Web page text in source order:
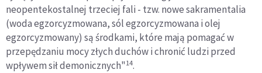
neopentekostalnej trzeciej fali - tzw. nowe sakramentalia
(woda egzorcyzmowana, sól egzorcyzmowana i olej
egzorcyzmowany) są środkami, które mają pomagać w
przepędzaniu mocy złych duchów i chronić ludzi przed
wpływem sił demonicznych"14.